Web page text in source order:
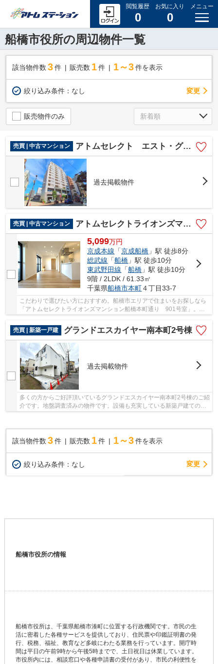
閲覧履歴
0
お気に入り
0
メニュー
船橋市役所の周辺物件一覧
該当物件数 3件 販売数 1 件 1～3 件を表示
絞り込み条件： なし 変更
販売物件のみ
売買 | 中古マンション アトムセレクト エスト・グランディール船橋本町１３階
過去掲載物件
売買 | 中古マンション アトムセレクトライオンズマンション船橋本町通り 9階
5,099万円
京成本線 「京成船橋 」駅 徒歩8分
総武線 「船橋 」駅 徒歩10分
東武野田線 「船橋 」駅 徒歩10分
9階 / 2LDK / 61.33㎡
千葉県船橋市本町４丁目33-7
こだわりで選びたい方におすすめ。船橋市エリアで住まいをお探しなら
「アトムセレクトライオンズマンション船橋本町通り 901号室」。船
売買 | 新築一戸建
グランドエスカイヤー南本町2号棟
過去掲載物件
多くの方からご好評頂いているグランドエスカイヤー南本町2号棟のご紹
介です。地盤調査済みの物件です。設備も充実している新築戸建ての物
該当物件数 3件 販売数 1 件 1～3 件を表示
絞り込み条件： なし 変更
船橋市役所の情報
船橋市役所は、千葉県船橋市湊町に位置する行政機関です。市民の生
活に密着した各種サービスを提供しており、住民票や印鑑証明書の発
行、税務、福祉、教育など多岐にわたる業務を行っています。開庁時
間は平日の午前9時から午後5時までで、土日祝日は休業しています。
市役所内には、相談窓口や各種申請書の受付があり、市民の利便性を